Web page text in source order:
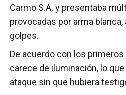
Carmo S.A. y presentaba
provocadas por arma
golpes.
De acuerdo con los
carece de iluminación, lo que
ataque sin que hubiera